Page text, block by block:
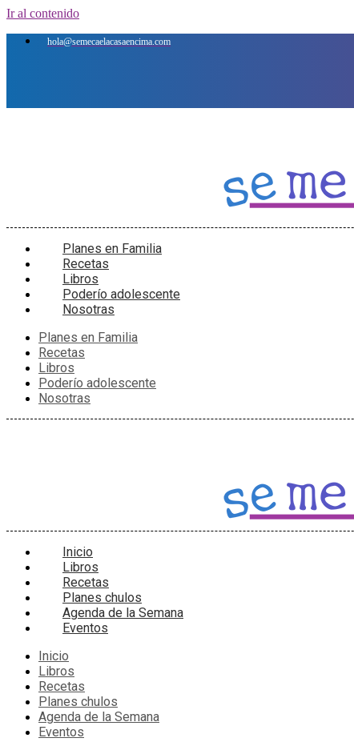
Ir al contenido
hola@semecaelacasaencima.com
Planes en Familia
Recetas
Libros
Poderío adolescente
Nosotras
Planes en Familia
Recetas
Libros
Poderío adolescente
Nosotras
Inicio
Libros
Recetas
Planes chulos
Agenda de la Semana
Eventos
Inicio
Libros
Recetas
Planes chulos
Agenda de la Semana
Eventos